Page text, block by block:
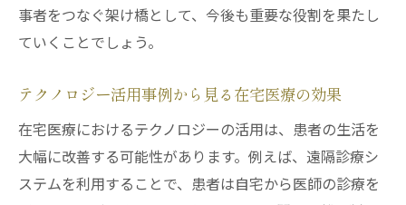
兵庫県尼崎市患者一人ひとりに対応する在宅医
療の最前線
患者のニーズに応じたケアプランの作成
在宅医療における心理的サポートの重要性
家族と連携した療養生活の支援
患者のフィードバックを活かしたサービス
事者をつなぐ架け橋として、今後も重要な役割を果たし
ていくことでしょう。
テクノロジー活用事例から見る在宅医療の効果
在宅医療におけるテクノロジーの活用は、患者の生活を
大幅に改善する可能性があります。例えば、遠隔診療シ
ステムを利用することで、患者は自宅から医師の診療を